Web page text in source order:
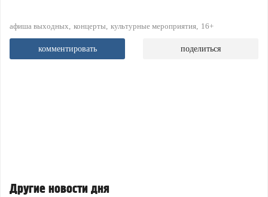
афиша выходных концерты культурные мероприятия 16+
комментировать поделиться
Другие новости дня